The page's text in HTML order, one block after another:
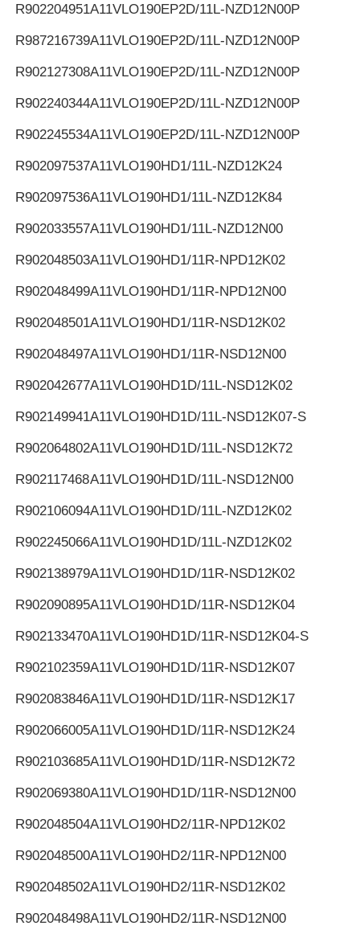
R902204951A11VLO190EP2D/11L-NZD12N00P
R987216739A11VLO190EP2D/11L-NZD12N00P
R902127308A11VLO190EP2D/11L-NZD12N00P
R902240344A11VLO190EP2D/11L-NZD12N00P
R902245534A11VLO190EP2D/11L-NZD12N00P
R902097537A11VLO190HD1/11L-NZD12K24
R902097536A11VLO190HD1/11L-NZD12K84
R902033557A11VLO190HD1/11L-NZD12N00
R902048503A11VLO190HD1/11R-NPD12K02
R902048499A11VLO190HD1/11R-NPD12N00
R902048501A11VLO190HD1/11R-NSD12K02
R902048497A11VLO190HD1/11R-NSD12N00
R902042677A11VLO190HD1D/11L-NSD12K02
R902149941A11VLO190HD1D/11L-NSD12K07-S
R902064802A11VLO190HD1D/11L-NSD12K72
R902117468A11VLO190HD1D/11L-NSD12N00
R902106094A11VLO190HD1D/11L-NZD12K02
R902245066A11VLO190HD1D/11L-NZD12K02
R902138979A11VLO190HD1D/11R-NSD12K02
R902090895A11VLO190HD1D/11R-NSD12K04
R902133470A11VLO190HD1D/11R-NSD12K04-S
R902102359A11VLO190HD1D/11R-NSD12K07
R902083846A11VLO190HD1D/11R-NSD12K17
R902066005A11VLO190HD1D/11R-NSD12K24
R902103685A11VLO190HD1D/11R-NSD12K72
R902069380A11VLO190HD1D/11R-NSD12N00
R902048504A11VLO190HD2/11R-NPD12K02
R902048500A11VLO190HD2/11R-NPD12N00
R902048502A11VLO190HD2/11R-NSD12K02
R902048498A11VLO190HD2/11R-NSD12N00